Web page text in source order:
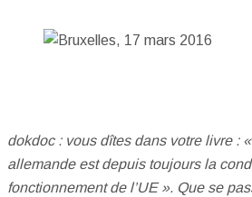
dokdoc : vous dîtes dans votre livre :
allemande est depuis toujours la
fonctionnement de l’UE ». Que se